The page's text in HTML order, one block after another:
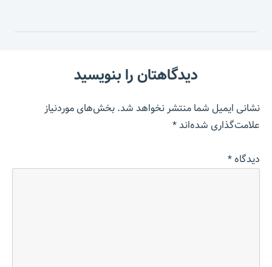
دیدگاهتان را بنویسید
نشانی ایمیل شما منتشر نخواهد شد.بخش‌های موردنیاز
علامت‌گذاری شده‌اند*
دیدگاه*